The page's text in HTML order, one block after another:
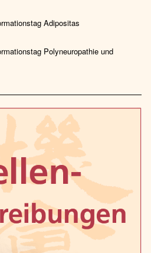
Adipositas
Polyneuropathie und